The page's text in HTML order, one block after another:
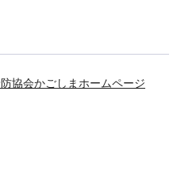
協会かごしまホームページ